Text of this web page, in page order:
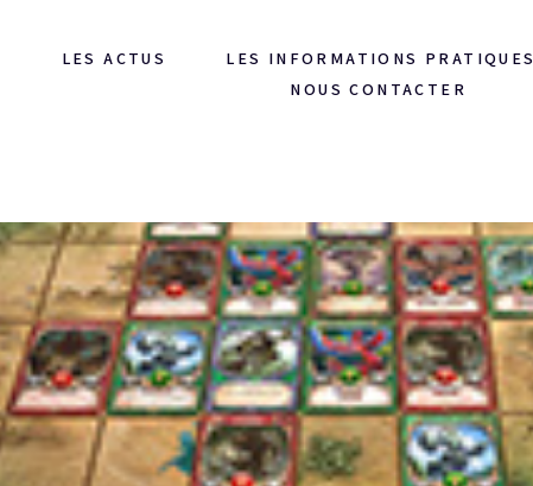
LES ACTUS LES INFORMATIONS PRATIQUES
NOUS CONTACTER